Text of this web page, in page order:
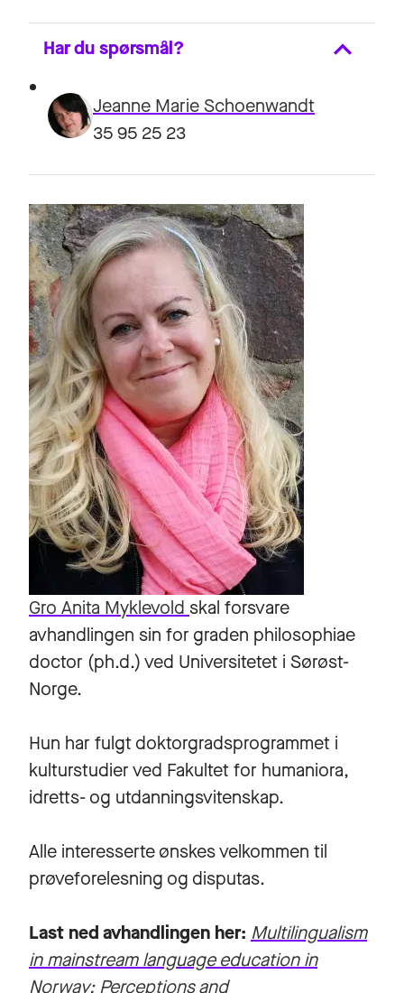
Har du spørsmål?
Jeanne Marie Schoenwandt
35 95 25 23
Gro Anita Myklevold skal forsvare
avhandlingen sin for graden philosophiae
doctor (ph.d.) ved Universitetet i Sørøst-
Norge.
Hun har fulgt doktorgradsprogrammet i
kulturstudier ved Fakultet for humaniora,
idretts- og utdanningsvitenskap.
Alle interesserte ønskes velkommen til
prøveforelesning og disputas.
Last ned avhandlingen her: Multilingualism
in mainstream language education in
Norway: Perceptions and